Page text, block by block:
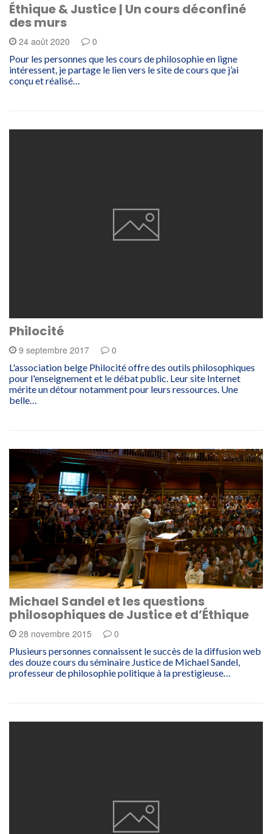
Éthique & Justice | Un cours déconfiné
des murs
24 août 2020 0
Pour les personnes que les cours de philosophie en ligne
intéressent, je partage le lien vers le site de cours que j’ai
conçu et réalisé…
Philocité
9 septembre 2017 0
L'association belge Philocité offre des outils philosophiques
pour l'enseignement et le débat public. Leur site Internet
mérite un détour notamment pour leurs ressources. Une
belle…
Michael Sandel et les questions
philosophiques de Justice et d’Éthique
28 novembre 2015 0
Plusieurs personnes connaissent le succès de la diffusion web
des douze cours du séminaire Justice de Michael Sandel,
professeur de philosophie politique à la prestigieuse…